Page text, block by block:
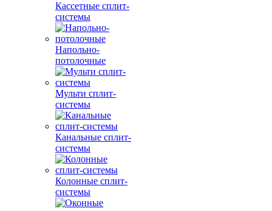
Кассетные сплит-
системы
Напольно-
потолочные
Мульти сплит-
системы
Канальные сплит-
системы
Колонные сплит-
системы